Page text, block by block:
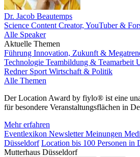
Dr. Jacob Beautemps
Science Content Creator, YouTuber &
Alle Speaker
Aktuelle Themen
Führung Innovation, Zukunft &
Technologie Teambildung & Teamarbeit
Redner Sport Wirtschaft & Politik
Alle Themen
Der Location Award by fiylo® ist eine
für besondere Veranstaltungsflächen in
Mehr erfahren
Eventlexikon NewsletterMeinungen
Düsseldorf Location bis 100 Personen in
Mutterhaus Düsseldorf